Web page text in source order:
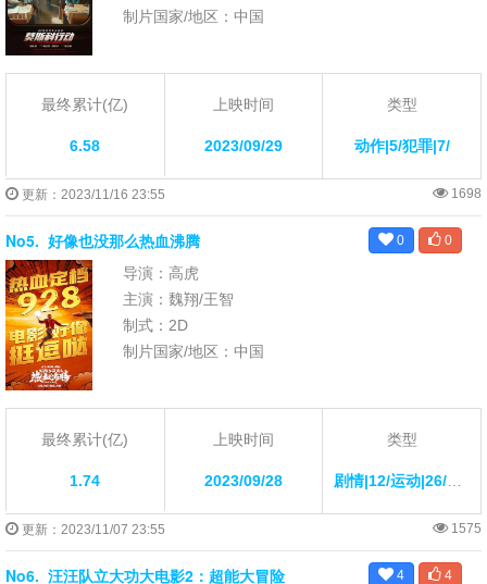
制片国家/地区：中国
最终累计(亿)
6.58
上映时间
2023/09/29
类型
动作|5/犯罪|7/
更新：2023/11/16 23:55 1698
No5. 好像也没那么热血沸腾 0 0
导演：高虎
主演：魏翔/王智
制式：2D
制片国家/地区：中国
最终累计(亿)
1.74
上映时间
2023/09/28
类型
更新：2023/11/07 23:55 1575
No6. 汪汪队立大功大电影2：超能大冒险 4 4